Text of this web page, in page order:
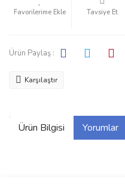
Tavsiye Et
Ürün Paylaş :
Karşılaştır
Ürün Bilgisi Yorumlar